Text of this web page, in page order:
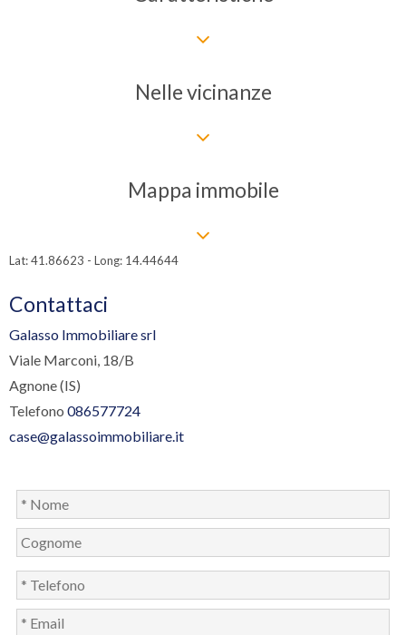
Nelle vicinanze
Mappa immobile
Lat: 41.86623 - Long: 14.44644
Contattaci
Galasso Immobiliare srl
Viale Marconi, 18/B
Agnone (IS)
Telefono 086577724
case@galassoimmobiliare.it